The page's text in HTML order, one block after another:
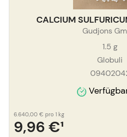
CALCIUM
Gudjons
1.5 g
Globuli
9,96 €¹
6.640,00 € pro 1 kg